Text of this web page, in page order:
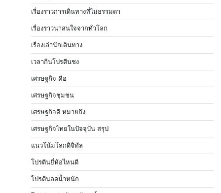
เรื่องราวการเดินทางที่ไม่ธรรมดา
เรื่องราวน่าสนใจจากทั่วโลก
เรื่องเล่านักเดินทาง
เวลากินโปรตีนชง
เศรษฐกิจ คือ
เศรษฐกิจชุมชน
เศรษฐกิจดี หมายถึง
เศรษฐกิจไทยในปัจจุบัน สรุป
แนวโน้มโลกดิจิทัล
โปรตีนยี่ห้อไหนดี
โปรตีนลดน้ำหนัก